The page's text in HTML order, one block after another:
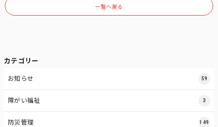
一覧へ戻る
カテゴリー
お知らせ 59
障がい福祉 3
防災管理 149